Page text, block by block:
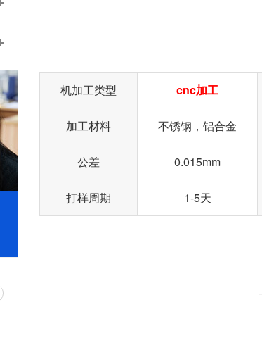
机加工类型 cnc加工
加工材料 不锈钢，铝合金
公差 0.015mm
打样周期 1-5天